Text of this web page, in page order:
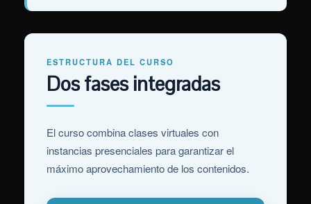
ESTRUCTURA DEL CURSO
Dos fases integradas
El curso combina clases virtuales con
instancias presenciales para garantizar el
máximo aprovechamiento de los contenidos.